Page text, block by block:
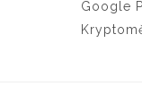
Google